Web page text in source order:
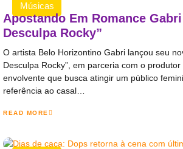
Músicas
Apostando Em Romance
Desculpa Rocky”
O artista Belo Horizontino Gabri lançou seu
Desculpa Rocky”, em parceria com o
envolvente que busca atingir um público
referência ao casal…
READ MORE